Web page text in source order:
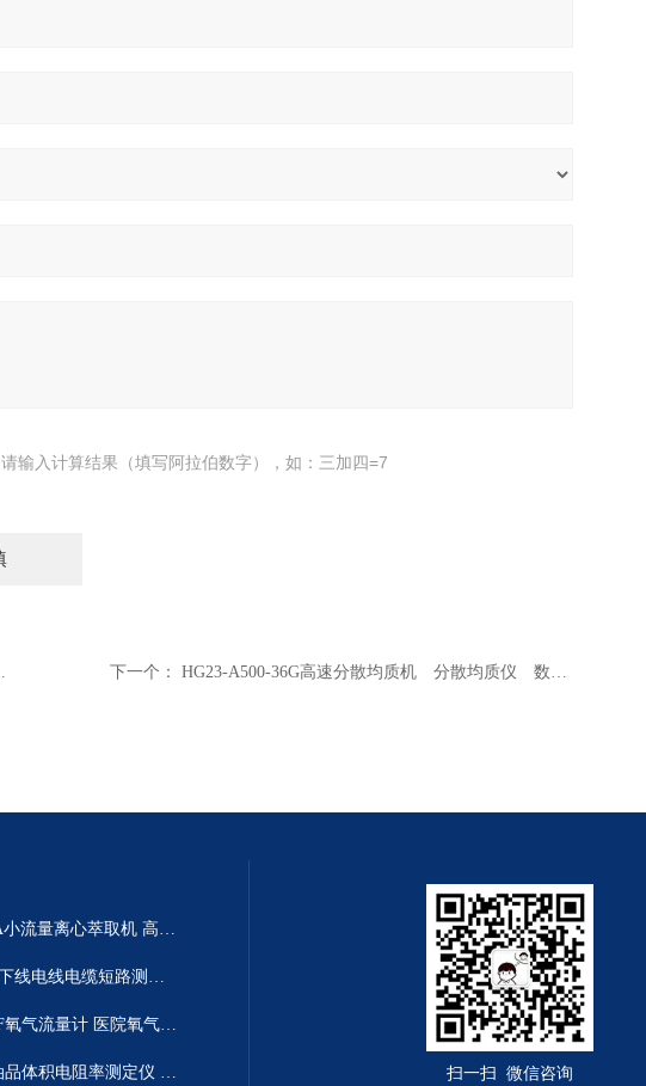
请输入计算结果（填写阿拉伯数字），如：三加四=7
下一个： HG23-A500-36G高速分散均质机 分散均质仪 数显高速分散均质机
HG21-CTL50-NA小流量离心萃取机 高效率离心萃取仪 小流量离心机
HJ13-LA-1012地下线电线电缆短路测试仪 电缆线断线故障测量仪 地暖短路检测仪
BXS08-LFUQ-YF氧气流量计 医院氧气流量仪 微流量氧气检测仪
DL04-WDUL-6油品体积电阻率测定仪 自动控温抗燃油体积电阻率分析仪 扫一扫 微信咨询